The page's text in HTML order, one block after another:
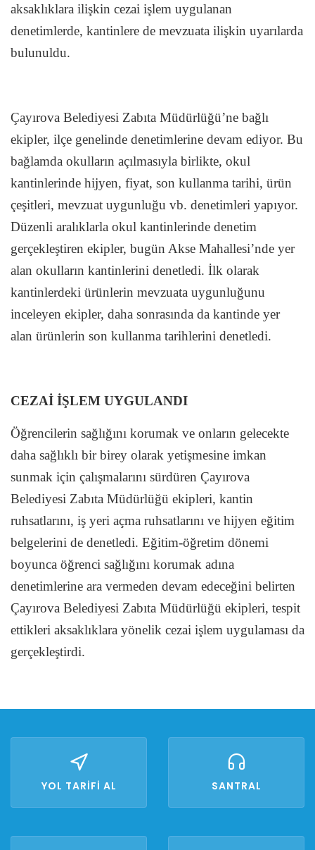
aksaklıklara ilişkin cezai işlem uygulanan
denetimlerde, kantinlere de mevzuata ilişkin uyarılarda
bulunuldu.
Çayırova Belediyesi Zabıta Müdürlüğü’ne bağlı
ekipler, ilçe genelinde denetimlerine devam ediyor. Bu
bağlamda okulların açılmasıyla birlikte, okul
kantinlerinde hijyen, fiyat, son kullanma tarihi, ürün
çeşitleri, mevzuat uygunluğu vb. denetimleri yapıyor.
Düzenli aralıklarla okul kantinlerinde denetim
gerçekleştiren ekipler, bugün Akse Mahallesi’nde yer
alan okulların kantinlerini denetledi. İlk olarak
kantinlerdeki ürünlerin mevzuata uygunluğunu
inceleyen ekipler, daha sonrasında da kantinde yer
alan ürünlerin son kullanma tarihlerini denetledi.
CEZAİ İŞLEM UYGULANDI
Öğrencilerin sağlığını korumak ve onların gelecekte
daha sağlıklı bir birey olarak yetişmesine imkan
sunmak için çalışmalarını sürdüren Çayırova
Belediyesi Zabıta Müdürlüğü ekipleri, kantin
ruhsatlarını, iş yeri açma ruhsatlarını ve hijyen eğitim
belgelerini de denetledi. Eğitim-öğretim dönemi
boyunca öğrenci sağlığını korumak adına
denetimlerine ara vermeden devam edeceğini belirten
Çayırova Belediyesi Zabıta Müdürlüğü ekipleri, tespit
ettikleri aksaklıklara yönelik cezai işlem uygulaması da
gerçekleştirdi.
YOL TARİFİ AL SANTRAL